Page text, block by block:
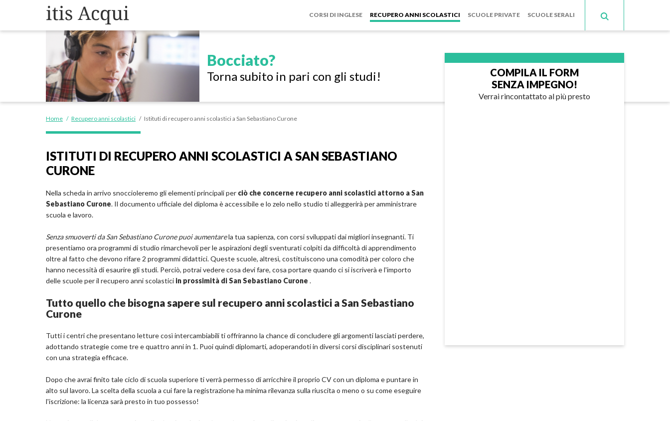
CORSI DI INGLESE RECUPERO ANNI SCOLASTICI SCUOLE PRIVATE SCUOLE SERALI
Bocciato?
Torna subito in pari con gli studi!
Home / Recupero anni scolastici / Istituti di recupero anni scolastici a San Sebastiano Curone
ISTITUTI DI RECUPERO ANNI SCOLASTICI A SAN SEBASTIANO
CURONE
Nella scheda in arrivo snoccioleremo gli elementi principali per ciò che concerne recupero anni scolastici attorno a San
Sebastiano Curone. Il documento ufficiale del diploma è accessibile e lo zelo nello studio ti alleggerirà per amministrare
scuola e lavoro.
Senza smuoverti da San Sebastiano Curone puoi aumentarela tua sapienza, con corsi sviluppati dai migliori insegnanti. Ti
presentiamo ora programmi di studio rimarchevoli per le aspirazioni degli sventurati colpiti da difficoltà di apprendimento
oltre al fatto che devono rifare 2 programmi didattici. Queste scuole, altresì, costituiscono una comodità per coloro che
hanno necessità di esaurire gli studi. Perciò, potrai vedere cosa devi fare, cosa portare quando ci si iscriverà e l'importo
delle scuole per il recupero anni scolastici in prossimità di San Sebastiano Curone .
Tutto quello che bisogna sapere sul recupero anni scolastici a San Sebastiano
Curone
Tutti i centri che presentano letture così intercambiabili ti offriranno la chance di concludere gli argomenti lasciati perdere,
adottando strategie come tre e quattro anni in 1. Puoi quindi diplomarti, adoperandoti in diversi corsi disciplinari sostenuti
con una strategia efficace.
Dopo che avrai finito tale ciclo di scuola superiore ti verrà permesso di arricchire il proprio CV con un diploma e puntare in
alto sul lavoro. La scelta della scuola a cui fare la registrazione ha minima rilevanza sulla riuscita o meno o su come eseguire
l'iscrizione: la licenza sarà presto in tuo possesso!
COMPILA IL FORM
SENZA IMPEGNO!
Verrai rincontattato al più presto